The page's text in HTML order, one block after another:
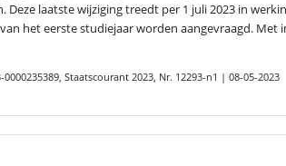
laatste wijziging treedt per 1 juli 2023 in
het eerste studiejaar worden aangevraagd. Met
Staatscourant 2023, Nr. 12293-n1 | 08-05-2023